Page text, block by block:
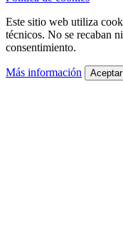
Este sitio web utiliza
técnicos. No se recaban
consentimiento.
Más información Aceptar